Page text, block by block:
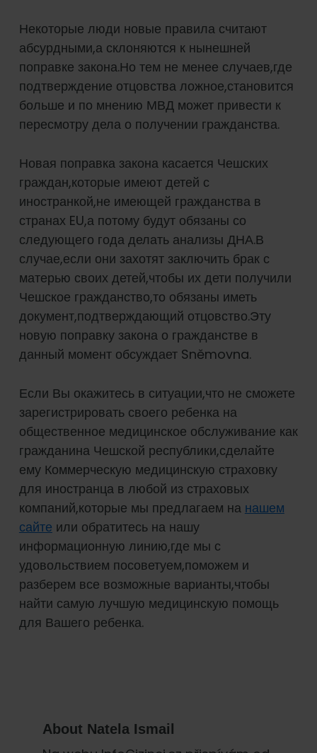
Некоторые люди новые правила считают
абсурдными,а склоняются к нынешней
поправке закона.Но тем не менее случаев,где
подтверждение отцовства ложное,становится
больше и по мнению МВД может привести к
пересмотру дела о получении гражданства.
Новая поправка закона касается Чешских
граждан,которые имеют детей с
иностранкой,не имеющей гражданства в
странах EU,а потому будут обязаны со
следующего года делать анализы ДНА.В
случае,если они захотят заключить брак с
матерью своих детей,чтобы их дети получили
Чешское гражданство,то обязаны иметь
документ,подтверждающий отцовство.Эту
новую поправку закона о гражданстве в
данный момент обсуждает Sněmovna.
Если Вы окажитесь в ситуации,что не сможете
зарегистрировать своего ребенка на
общественное медицинское обслуживание как
гражданина Чешской республики,сделайте
ему Коммерческую медицинскую страховку
для иностранца в любой из страховых
компаний,которые мы предлагаем на нашем
сайте или обратитесь на нашу
информационную линию,где мы с
удовольствием посоветуем,поможем и
разберем все возможные варианты,чтобы
найти самую лучшую медицинскую помощь
для Вашего ребенка.
About Natela Ismail